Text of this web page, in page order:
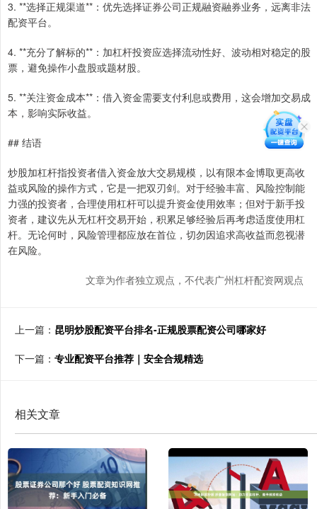
3. **选择正规渠道**：优先选择证券公司正规融资融券业务，远离非法
配资平台。
4. **充分了解标的**：加杠杆投资应选择流动性好、波动相对稳定的股
票，避免操作小盘股或题材股。
5. **关注资金成本**：借入资金需要支付利息或费用，这会增加交易成
本，影响实际收益。
## 结语
炒股加杠杆指投资者借入资金放大交易规模，以有限本金博取更高收
益或风险的操作方式，它是一把双刃剑。对于经验丰富、风险控制能
力强的投资者，合理使用杠杆可以提升资金使用效率；但对于新手投
资者，建议先从无杠杆交易开始，积累足够经验后再考虑适度使用杠
杆。无论何时，风险管理都应放在首位，切勿因追求高收益而忽视潜
在风险。
文章为作者独立观点，不代表广州杠杆配资网观点
上一篇： 昆明炒股配资平台排名-正规股票配资公司哪家好
下一篇： 专业配资平台推荐｜安全合规精选
相关文章